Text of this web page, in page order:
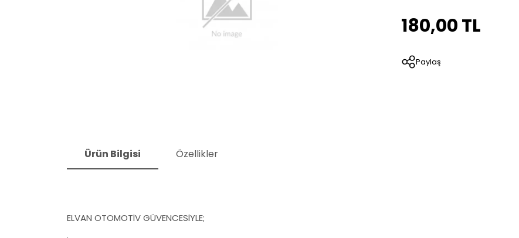
180,00 TL
Paylaş
Ürün Bilgisi Özellikler
ELVAN OTOMOTİV GÜVENCESİYLE;